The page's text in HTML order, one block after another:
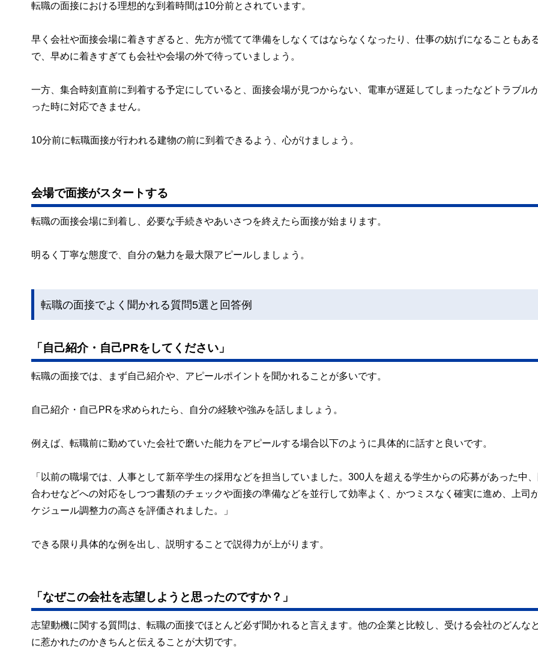
転職の面接における理想的な到着時間は10分前とされています。
早く会社や面接会場に着きすぎると、先方が慌てて準備をしなくてはならなくなったり、仕事の妨げになることもあ
で、早めに着きすぎても会社や会場の外で待っていましょう。
一方、集合時刻直前に到着する予定にしていると、面接会場が見つからない、電車が遅延してしまったなどトラブル
った時に対応できません。
10分前に転職面接が行われる建物の前に到着できるよう、心がけましょう。
会場で面接がスタートする
転職の面接会場に到着し、必要な手続きやあいさつを終えたら面接が始まります。
明るく丁寧な態度で、自分の魅力を最大限アピールしましょう。
転職の面接でよく聞かれる質問5選と回答例
「自己紹介・自己PRをしてください」
転職の面接では、まず自己紹介や、アピールポイントを聞かれることが多いです。
自己紹介・自己PRを求められたら、自分の経験や強みを話しましょう。
例えば、転職前に勤めていた会社で磨いた能力をアピールする場合以下のように具体的に話すと良いです。
「以前の職場では、人事として新卒学生の採用などを担当していました。300人を超える学生からの応募があった中
合わせなどへの対応をしつつ書類のチェックや面接の準備などを並行して効率よく、かつミスなく確実に進め、上司
ケジュール調整力の高さを評価されました。」
できる限り具体的な例を出し、説明することで説得力が上がります。
「なぜこの会社を志望しようと思ったのですか？」
志望動機に関する質問は、転職の面接でほとんど必ず聞かれると言えます。他の企業と比較し、受ける会社のどんな
に惹かれたのかきちんと伝えることが大切です。